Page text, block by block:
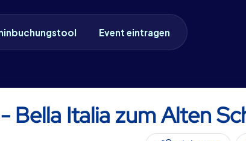
Event eintragen
Bella Italia zum Alten